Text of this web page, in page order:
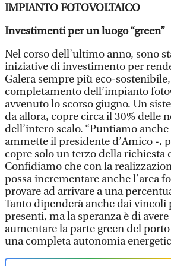
IMPIANTO FOTOVOLTAICO
Investimenti per un luogo “green”
Nel corso dell’ultimo anno, sono
iniziative di investimento per
Galera sempre più eco-
completamento dell’impianto
avvenuto lo scorso giugno. Un
da allora, copre circa il 30% delle
dell’intero scalo. “Puntiamo
ammette il presidente d’Amico -,
copre solo un terzo della richiesta
Confidiamo che con la
possa incrementare anche l’area
provare ad arrivare a una
Tanto dipenderà anche dai vincoli
presenti, ma la speranza è di
aumentare la parte green del
una completa autonomia